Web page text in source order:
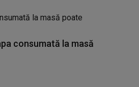
consumată la masă